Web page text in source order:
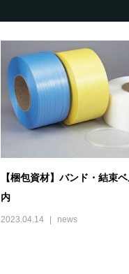
【梱包資材】バンド・結束
内
2023.04.14 news